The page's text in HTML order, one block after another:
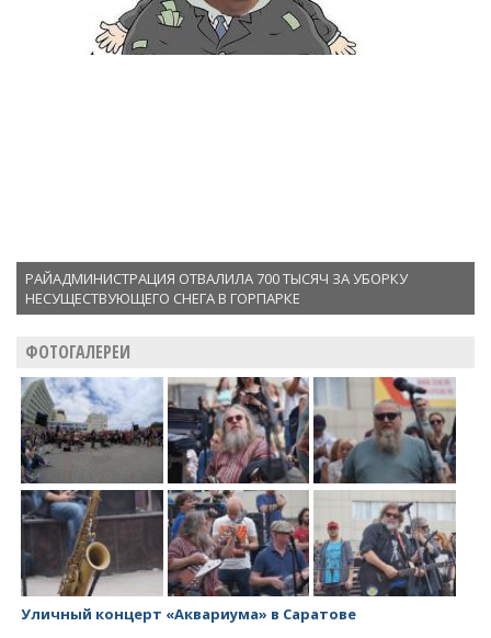
РАЙАДМИНИСТРАЦИЯ ОТВАЛИЛА 700 ТЫСЯЧ ЗА УБОРКУ
НЕСУЩЕСТВУЮЩЕГО СНЕГА В ГОРПАРКЕ
ФОТОГАЛЕРЕИ
Уличный концерт «Аквариума» в Саратове